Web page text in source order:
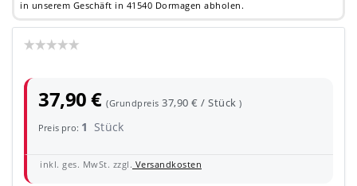
in unserem Geschäft in 41540 Dormagen abholen.
37,90 €(Grundpreis37,90 € / Stück)
Preis pro: 1 Stück
inkl. ges. MwSt. zzgl. Versandkosten